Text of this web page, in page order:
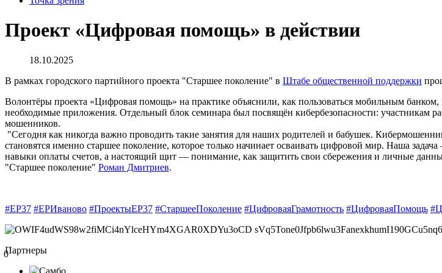
Проект «Цифровая помощь» в действии
18.10.2025
В рамках городского партийного проекта "Старшее поколение" в Штабе общественной поддержки
Волонтёры проекта «Цифровая помощь» на практике объяснили, как пользоваться мобильным
необходимые приложения. Отдельный блок семинара был посвящён кибербезопасности: участникам
мошенников.
"Сегодня как никогда важно проводить такие занятия для наших родителей и бабушек.
становятся именно старшее поколение, которое только начинает осваивать цифровой мир. Наша
навыки оплаты счетов, а настоящий щит — понимание, как защитить свои сбережения и личные
"Старшее поколение" Роман Дмитриев.
#ЕР37 #ЕРИваново #ПроектыЕР37 #СтаршееПоколение #ЦифроваяГрамотность #ЦифроваяПомощь
0Партнеры